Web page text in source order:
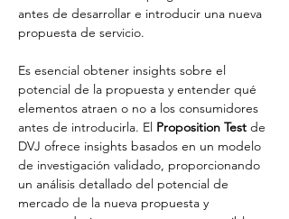
antes de desarrollar e introducir una nueva
propuesta de servicio.
Es esencial obtener insights sobre el
potencial de la propuesta y entender qué
elementos atraen o no a los consumidores
antes de introducirla. El Proposition Test de
DVJ ofrece insights basados en un modelo
de investigación validado, proporcionando
un análisis detallado del potencial de
mercado de la nueva propuesta y